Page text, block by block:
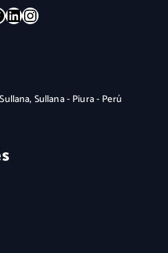
LinkedIn Instagram
Sullana - Piura - Perú